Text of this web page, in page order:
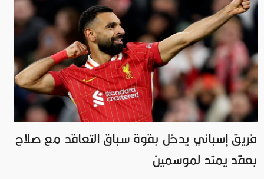
فريق إسباني يدخل بقوة سباق التعاقد مع صلاح
بعقد يمتد لموسمين